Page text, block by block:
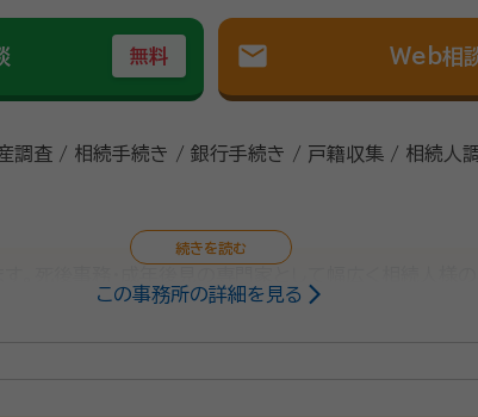
無料 mail Web相
調査 / 相続手続き / 銀行手続き / 戸籍収集 / 相続人
になれます。
この事務所の詳細を見る